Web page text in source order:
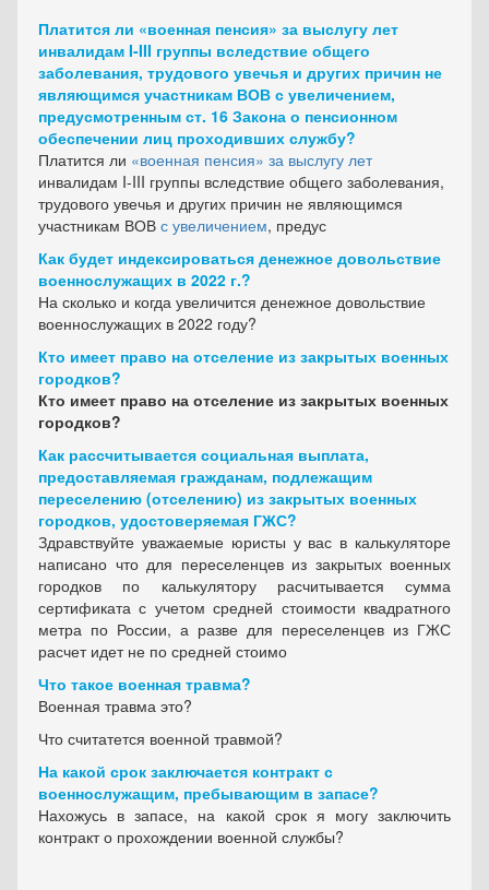
Платится ли «военная пенсия» за выслугу лет
инвалидам I-III группы вследствие общего
заболевания, трудового увечья и других причин не
являющимся участникам ВОВ с увеличением,
предусмотренным ст. 16 Закона о пенсионном
обеспечении лиц проходивших службу?
Платится ли «военная пенсия» за выслугу лет
инвалидам I-III группы вследствие общего заболевания,
трудового увечья и других причин не являющимся
участникам ВОВ с увеличением, предус
Как будет индексироваться денежное довольствие
военнослужащих в 2022 г.?
На сколько и когда увеличится денежное довольствие
военнослужащих в 2022 году?
Кто имеет право на отселение из закрытых военных
городков?
Кто имеет право на отселение из закрытых военных
городков?
Как рассчитывается социальная выплата,
предоставляемая гражданам, подлежащим
переселению (отселению) из закрытых военных
городков, удостоверяемая ГЖС?
Здравствуйте уважаемые юристы у вас в калькуляторе
написано что для переселенцев из закрытых военных
городков по калькулятору расчитывается сумма
сертификата с учетом средней стоимости квадратного
метра по России, а разве для переселенцев из ГЖС
расчет идет не по средней стоимо
Что такое военная травма?
Военная травма это?
Что считатется военной травмой?
На какой срок заключается контракт с
военнослужащим, пребывающим в запасе?
Нахожусь в запасе, на какой срок я могу заключить
контракт о прохождении военной службы?